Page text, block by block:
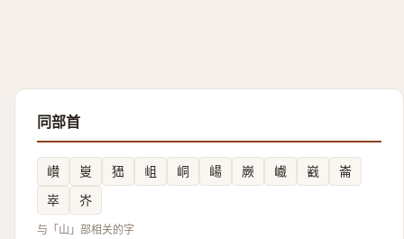
同部首
㠝 㟬 峱 岨 峒 崵 嶡 巇 巀
崙
崒
岕
与「山」部相关的字